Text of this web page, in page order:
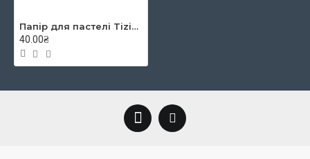
Папір для пастелі Tiziano A3 (29,7*42см), №11 verduzzo, 160г/м2, салатовий, середнє зерно, Fabriano
40.00₴